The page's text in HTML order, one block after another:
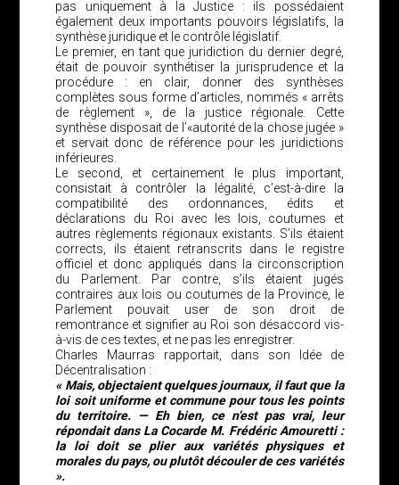
pas uniquement à la Justice : ils possédaient
également deux importants pouvoirs législatifs, la
synthèse juridique et le contrôle législatif.
Le premier, en tant que juridiction du dernier degré,
était de pouvoir synthétiser la jurisprudence et la
procédure : en clair, donner des synthèses
complètes sous forme d’articles, nommés « arrêts
de règlement », de la justice régionale. Cette
synthèse disposait de l’«autorité de la chose jugée »
et servait donc de référence pour les juridictions
inférieures.
Le second, et certainement le plus important,
consistait à contrôler la légalité, c’est-à-dire la
compatibilité des ordonnances, édits et
déclarations du Roi avec les lois, coutumes et
autres règlements régionaux existants. S’ils étaient
corrects, ils étaient retranscrits dans le registre
officiel et donc appliqués dans la circonscription
du Parlement. Par contre, s’ils étaient jugés
contraires aux lois ou coutumes de la Province, le
Parlement pouvait user de son droit de
remontrance et signifier au Roi son désaccord vis-
à-vis de ces textes, et ne pas les enregistrer.
Charles Maurras rapportait, dans son Idée de
Décentralisation :
« Mais, objectaient quelques journaux, il faut que la
loi soit uniforme et commune pour tous les points
du territoire. — Eh bien, ce n’est pas vrai, leur
répondait dans La Cocarde M. Frédéric Amouretti :
la loi doit se plier aux variétés physiques et
morales du pays, ou plutôt découler de ces variétés
».